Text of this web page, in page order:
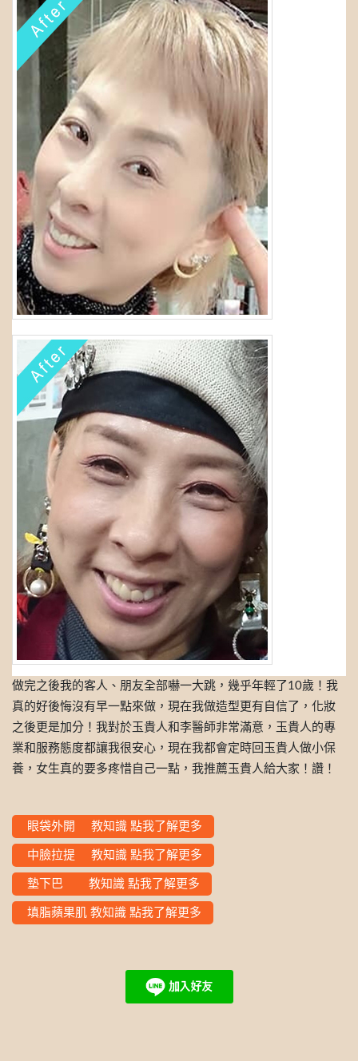
做完之後我的客人、朋友全部嚇一大跳，幾乎年輕了10歲！我
真的好後悔沒有早一點來做，現在我做造型更有自信了，化妝
之後更是加分！我對於玉貴人和李醫師非常滿意，玉貴人的專
業和服務態度都讓我很安心，現在我都會定時回玉貴人做小保
養，女生真的要多疼惜自己一點，我推薦玉貴人給大家！讚！
眼袋外開 教知識 點我了解更多
中臉拉提 教知識 點我了解更多
墊下巴 教知識 點我了解更多
填脂蘋果肌 教知識 點我了解更多